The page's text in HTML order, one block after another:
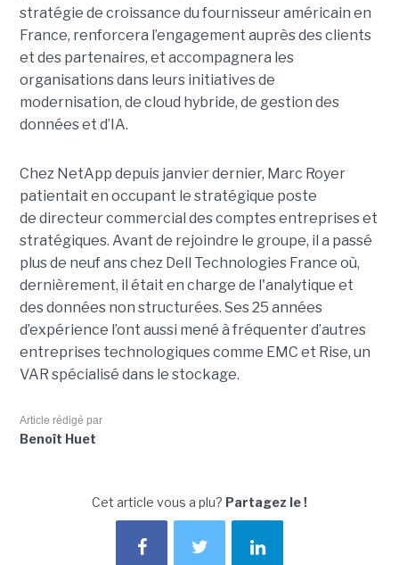
stratégie de croissance du fournisseur américain en
France, renforcera l’engagement auprès des clients
et des partenaires, et accompagnera les
organisations dans leurs initiatives de
modernisation, de cloud hybride, de gestion des
données et d’IA.
Chez NetApp depuis janvier dernier, Marc Royer
patientait en occupant le stratégique poste
de directeur commercial des comptes entreprises et
stratégiques. Avant de rejoindre le groupe, il a passé
plus de neuf ans chez Dell Technologies France où,
dernièrement, il était en charge de l'analytique et
des données non structurées. Ses 25 années
d’expérience l’ont aussi mené à fréquenter d’autres
entreprises technologiques comme EMC et Rise, un
VAR spécialisé dans le stockage.
Article rédigé par
Benoît Huet
Cet article vous a plu? Partagez le !